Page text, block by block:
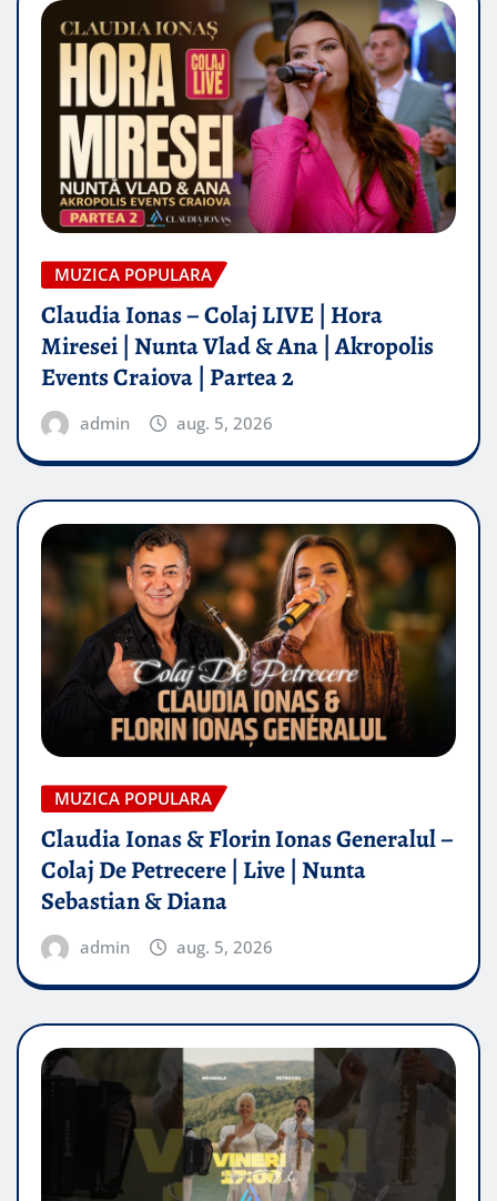
MUZICA POPULARA
Claudia Ionas – Colaj LIVE | Hora
Miresei | Nunta Vlad & Ana | Akropolis
Events Craiova | Partea 2
admin aug. 5, 2026
MUZICA POPULARA
Claudia Ionas & Florin Ionas Generalul –
Colaj De Petrecere | Live | Nunta
Sebastian & Diana
admin aug. 5, 2026